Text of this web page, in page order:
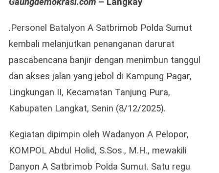
Polda
Terus
Tanggul
Jebol
Tanjung
Pura,
Danyon:
Utamakan
Masyarakat
Gaungdemokrasi.com – Langkay
.Personel Batalyon A Satbrimob Polda Sumut
kembali melanjutkan penanganan darurat
pascabencana banjir dengan menimbun tanggul
dan akses jalan yang jebol di Kampung Pagar,
Lingkungan II, Kecamatan Tanjung Pura,
Kabupaten Langkat, Senin (8/12/2025).
Kegiatan dipimpin oleh Wadanyon A Pelopor,
KOMPOL Abdul Holid, S.Sos., M.H., mewakili
Danyon A Satbrimob Polda Sumut. Satu regu